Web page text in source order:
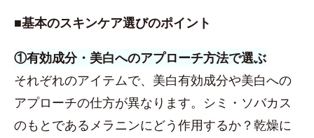
■基本のスキンケア選びのポイント
①有効成分・美白へのアプローチ方法で選ぶ
それぞれのアイテムで、美白有効成分や美白への
アプローチの仕方が異なります。シミ・ソバカス
のもとであるメラニンにどう作用するか？乾燥に